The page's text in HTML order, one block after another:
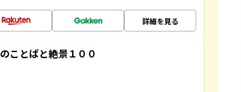
詳細を見る
ことばと絶景１００